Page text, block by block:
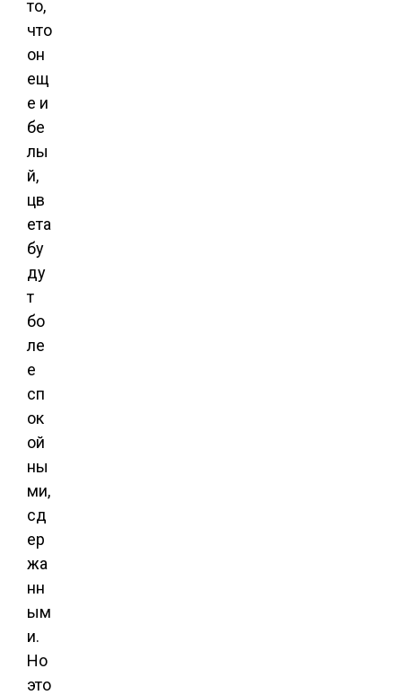
то,
что
он
ещ
е и
бе
лы
й,
цв
ета
бу
ду
т
бо
ле
е
сп
ок
ой
ны
ми,
сд
ер
жа
нн
ым
и.
Но
это